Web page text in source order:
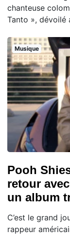
chanteuse
Tanto », dévoilé
Musique
Pooh
retour
un album
C’est le grand
rappeur